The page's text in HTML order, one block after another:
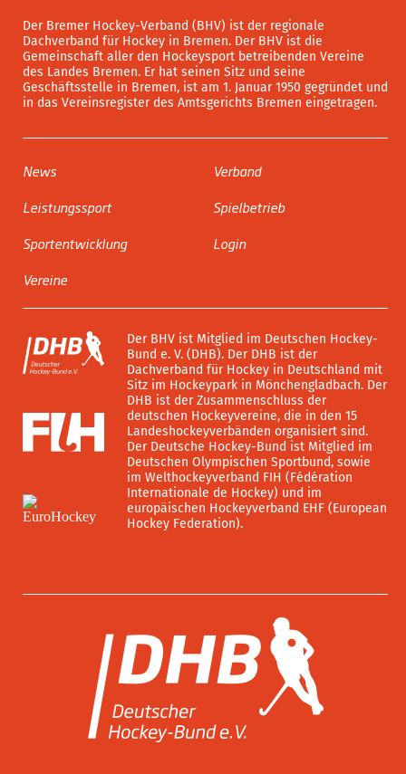
Der Bremer Hockey-Verband (BHV) ist der regionale
Dachverband für Hockey in Bremen. Der BHV ist die
Gemeinschaft aller den Hockeysport betreibenden Vereine
des Landes Bremen. Er hat seinen Sitz und seine
Geschäftsstelle in Bremen, ist am 1. Januar 1950 gegründet und
in das Vereinsregister des Amtsgerichts Bremen eingetragen.
News
Leistungssport
Sportentwicklung
Vereine
Verband
Spielbetrieb
Login
Der BHV ist Mitglied im Deutschen Hockey-
Bund e. V. (DHB). Der DHB ist der
Dachverband für Hockey in Deutschland mit
Sitz im Hockeypark in Mönchengladbach. Der
DHB ist der Zusammenschluss der
deutschen Hockeyvereine, die in den 15
Landeshockeyverbänden organisiert sind.
Der Deutsche Hockey-Bund ist Mitglied im
Deutschen Olympischen Sportbund, sowie
im Welthockeyverband FIH (Fédération
Internationale de Hockey) und im
europäischen Hockeyverband EHF (European
Hockey Federation).